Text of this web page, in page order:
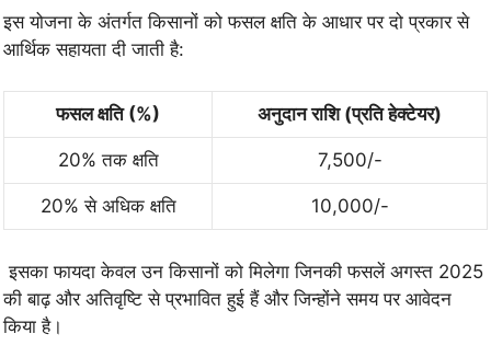
इस योजना के अंतर्गत किसानों को फसल क्षति के आधार पर दो प्रकार से
आर्थिक सहायता दी जाती है:
फसल क्षति (%) अनुदान राशि (प्रति हेक्टेयर)
20% तक क्षति 7,500/-
20% से अधिक क्षति 10,000/-
इसका फायदा केवल उन किसानों को मिलेगा जिनकी फसलें अगस्त 2025
की बाढ़ और अतिवृष्टि से प्रभावित हुई हैं और जिन्होंने समय पर आवेदन
किया है।